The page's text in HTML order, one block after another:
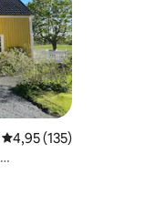
4,95 de uma avaliação
4,95 (135)